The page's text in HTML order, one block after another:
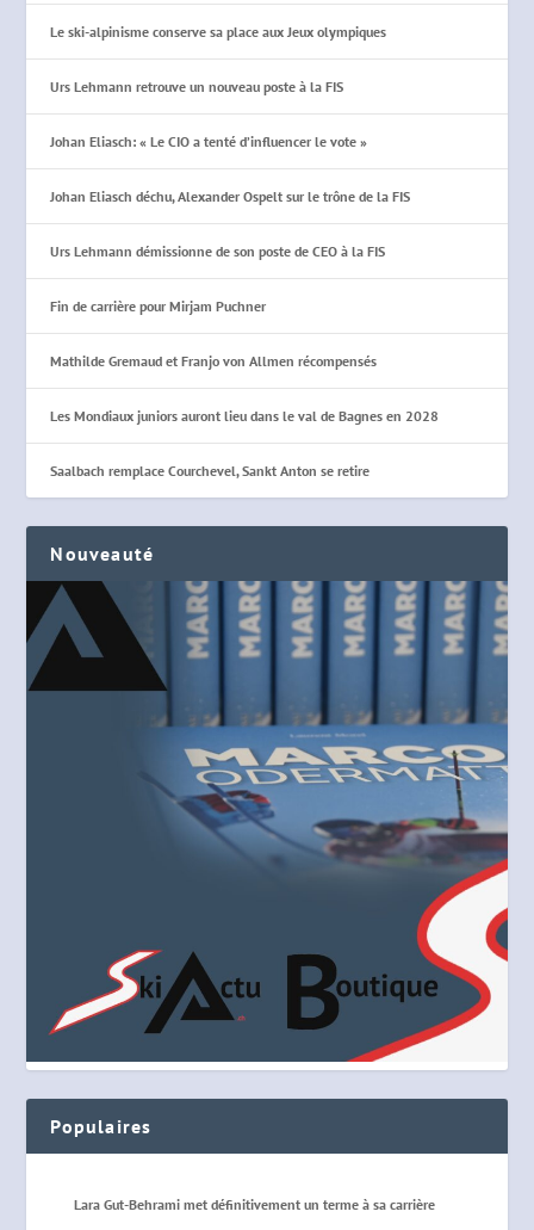
Le ski-alpinisme conserve sa place aux Jeux olympiques
Urs Lehmann retrouve un nouveau poste à la FIS
Johan Eliasch: « Le CIO a tenté d’influencer le vote »
Johan Eliasch déchu, Alexander Ospelt sur le trône de la FIS
Urs Lehmann démissionne de son poste de CEO à la FIS
Fin de carrière pour Mirjam Puchner
Mathilde Gremaud et Franjo von Allmen récompensés
Les Mondiaux juniors auront lieu dans le val de Bagnes en 2028
Saalbach remplace Courchevel, Sankt Anton se retire
Nouveauté
Populaires
Lara Gut-Behrami met définitivement un terme à sa carrière